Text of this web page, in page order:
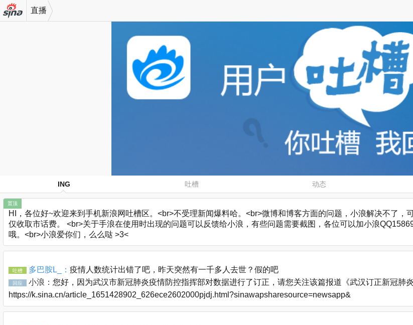
直播
ING 吐槽 动态
置顶
HI，各位好~欢迎来到手机新浪网吐槽区。<br>不受理新闻爆料哈。<br>微博和博客方面的问题，小浪解决不了，
仅收取市话费。 <br>关于手浪在使用时出现的问题可以反馈给小浪，有些问题需要截图，各位可以加小浪
哦。<br>小浪爱你们，么么哒 >3<
吐槽 多巴胺L_： 疫情人数统计出错了吧，昨天突然有一千多人去世？假的吧
回应 小浪： 您好，因为武汉市新冠肺炎疫情防控指挥部对数据进行了订正，请您关注该篇报道《武汉订正新冠肺
https://k.sina.cn/article_1651428902_626ece2602000pjdj.html?sinawapsharesource=newsapp&